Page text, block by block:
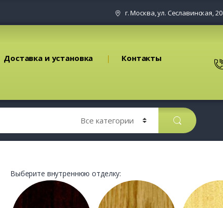
г. Москва, ул. Сеславинская, 20
Доставка и установка Контакты
Выберите внутреннюю отделку: